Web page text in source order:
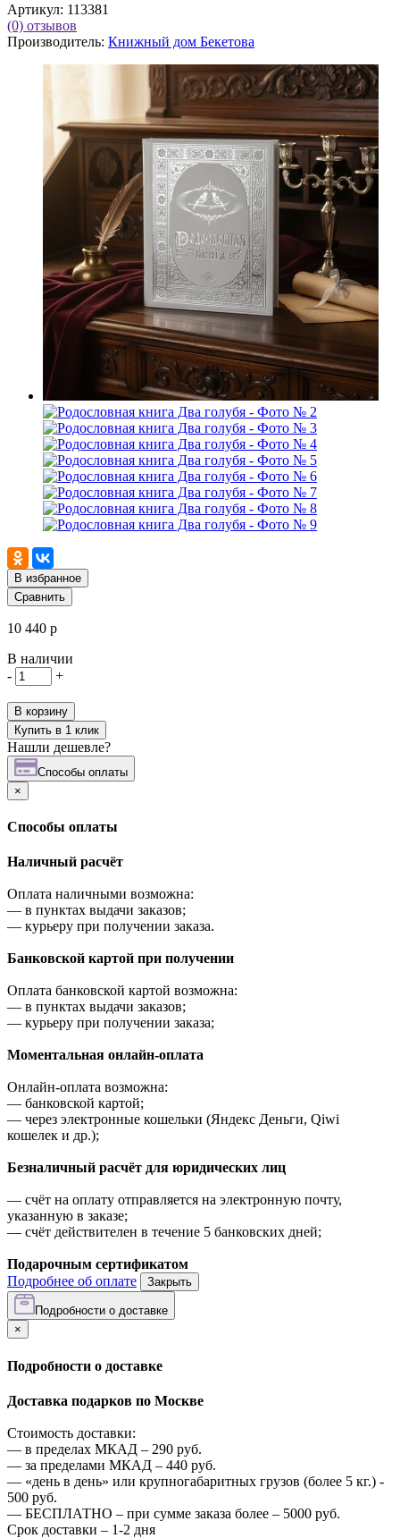
Артикул: 113381
(0) отзывов
Производитель: Книжный дом Бекетова
В избранное
Сравнить
10 440 р
В наличии
-
+
В корзину
Купить в 1 клик
Нашли дешевле?
Cпособы оплаты
×
Cпособы оплаты
Наличный расчёт
Оплата наличными возможна:
— в пунктах выдачи заказов;
— курьеру при получении заказа.
Банковской картой при получении
Оплата банковской картой возможна:
— в пунктах выдачи заказов;
— курьеру при получении заказа;
Моментальная онлайн-оплата
Онлайн-оплата возможна:
— банковской картой;
— через электронные кошельки (Яндекс Деньги, Qiwi
кошелек и др.);
Безналичный расчёт для юридических лиц
— счёт на оплату отправляется на электронную почту,
указанную в заказе;
— счёт действителен в течение 5 банковских дней;
Подарочным сертификатом
Подробнее об оплате
Закрыть
Подробности о доставке
×
Подробности о доставке
Доставка подарков по Москве
Стоимость доставки:
— в пределах МКАД – 290 руб.
— за пределами МКАД – 440 руб.
— «день в день» или крупногабаритных грузов (более 5 кг.) -
500 руб.
— БЕСПЛАТНО – при сумме заказа более – 5000 руб.
Срок доставки – 1-2 дня